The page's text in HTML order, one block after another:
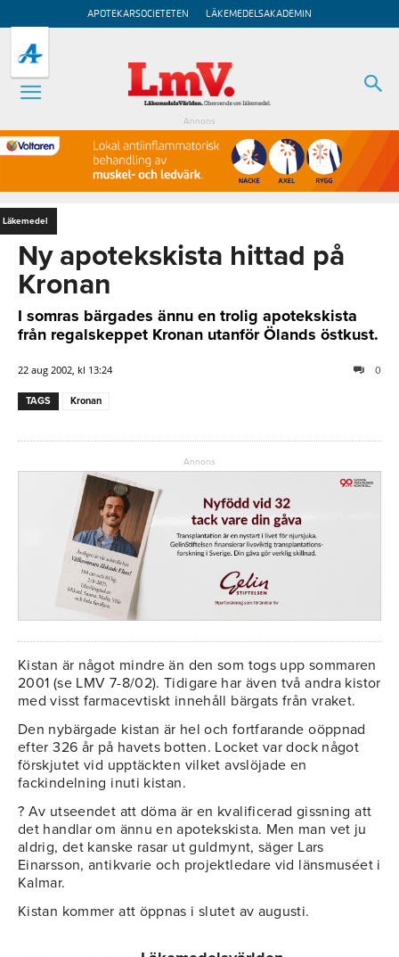
APOTEKARSOCIETETEN LÄKEMEDELSAKADEMIN
Annons
Läkemedel
Ny apotekskista hittad på
Kronan
I somras bärgades ännu en trolig apotekskista
från regalskeppet Kronan utanför Ölands östkust.
22 aug 2002, kl 13:24 0
TAGS Kronan
Annons
Kistan är något mindre än den som togs upp sommaren
2001 (se LMV 7-8/02). Tidigare har även två andra kistor
med visst farmacevtiskt innehåll bärgats från vraket.
Den nybärgade kistan är hel och fortfarande oöppnad
efter 326 år på havets botten. Locket var dock något
förskjutet vid upptäckten vilket avslöjade en
fackindelning inuti kistan.
? Av utseendet att döma är en kvalificerad gissning att
det handlar om ännu en apotekskista. Men man vet ju
aldrig, det kanske rasar ut guldmynt, säger Lars
Einarsson, antikvarie och projektledare vid länsmuséet i
Kalmar.
Kistan kommer att öppnas i slutet av augusti.